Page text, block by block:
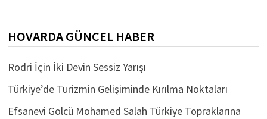
HOVARDA GÜNCEL HABER
Rodri İçin İki Devin Sessiz Yarışı
Türkiye’de Turizmin Gelişiminde Kırılma Noktaları
Efsanevi Golcü Mohamed Salah Türkiye Topraklarına